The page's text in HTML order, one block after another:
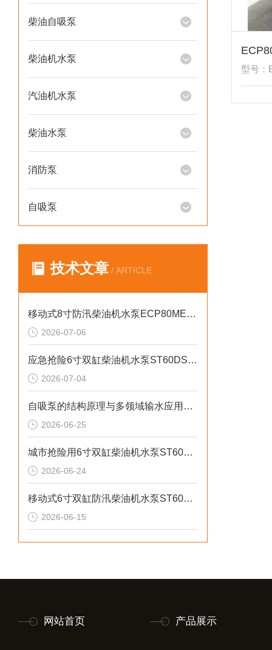
柴油自吸泵
柴油机水泵
汽油机水泵
柴油水泵
消防泵
自吸泵
技术文章 / ARTICLE
移动式8寸防汛柴油机水泵ECP80ME产品介绍
2026-07-06
应急抢险6寸双缸柴油机水泵ST60DS产品介绍
2026-07-04
自吸泵的结构原理与多领域输水应用探析
2026-06-25
城市抢险用6寸双缸柴油机水泵ST60DS产品介绍
2026-06-24
移动式6寸双缸防汛柴油机水泵ST60SD产品介绍
2026-06-15
型号：
网站首页 产品展示